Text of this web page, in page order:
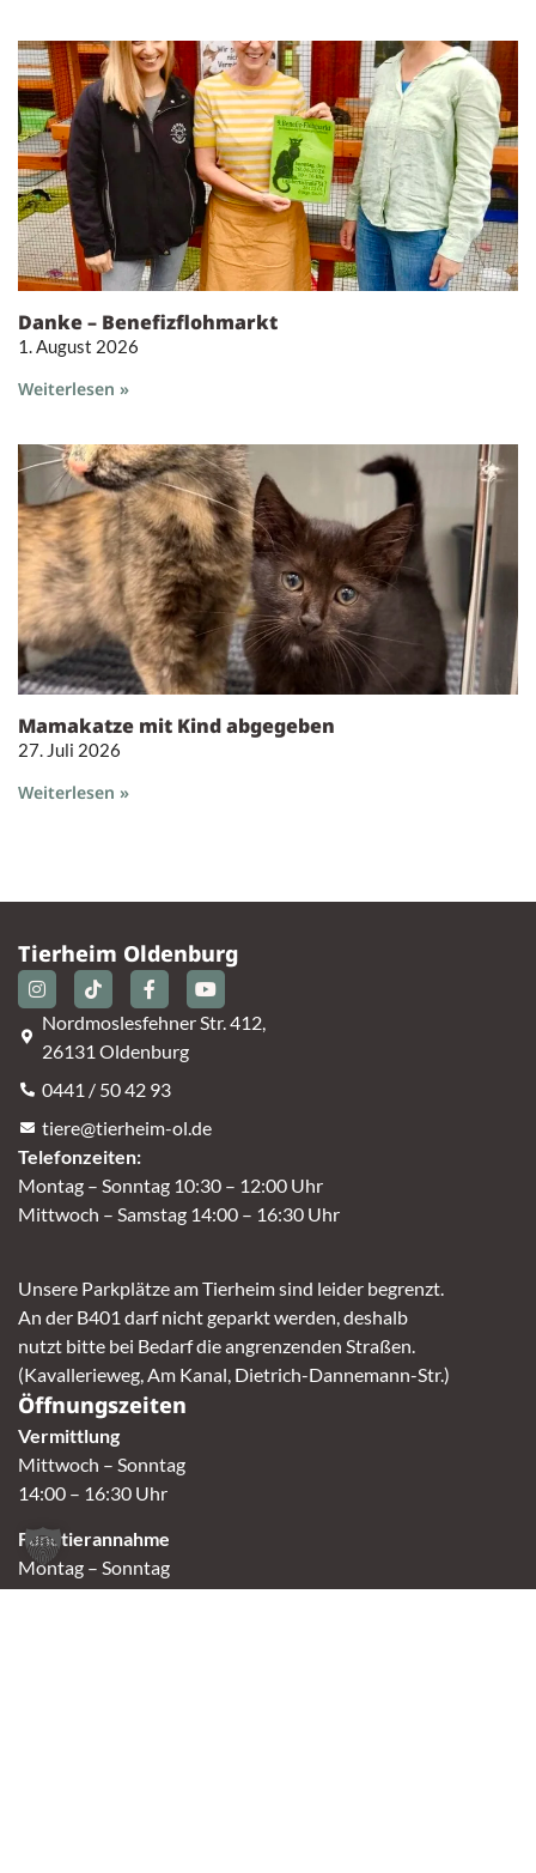
Danke – Benefizflohmarkt
1. August 2026
Weiterlesen »
Mamakatze mit Kind abgegeben
27. Juli 2026
Weiterlesen »
Tierheim Oldenburg
Nordmoslesfehner Str. 412,
26131 Oldenburg
0441 / 50 42 93
tiere@tierheim-ol.de
Telefonzeiten:
Montag – Sonntag 10:30 – 12:00 Uhr
Mittwoch – Samstag 14:00 – 16:30 Uhr
Unsere Parkplätze am Tierheim sind leider begrenzt.
An der B401 darf nicht geparkt werden, deshalb
nutzt bitte bei Bedarf die angrenzenden Straßen.
(Kavallerieweg, Am Kanal, Dietrich-Dannemann-Str.)
Öffnungszeiten
Vermittlung
Mittwoch – Sonntag
14:00 – 16:30 Uhr
Fundtierannahme
Montag – Sonntag
9:00 – 17:00 Uhr